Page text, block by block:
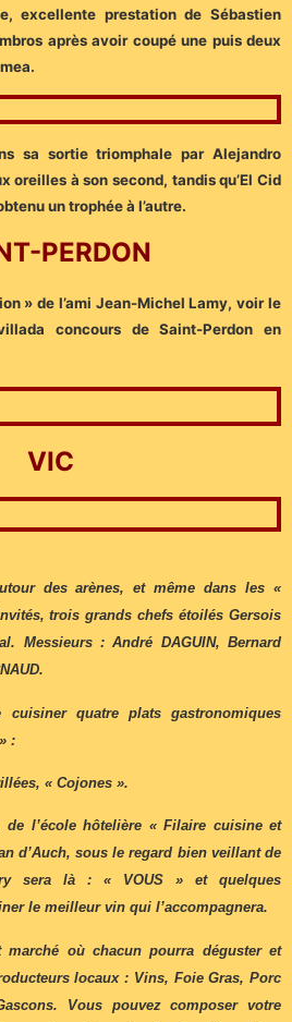
excellente prestation de Sébastien
après avoir coupé une puis deux
sa sortie triomphale par Alejandro
oreilles à son second, tandis qu’El Cid
un trophée à l’autre.
PERDON
» de l’ami Jean-Michel Lamy, voir le
concours de Saint-Perdon en
VIC
des arènes, et même dans les «
trois grands chefs étoilés Gersois
Messieurs : André DAGUIN, Bernard
quatre plats gastronomiques
:
« Cojones ».
l’école hôtelière « Filaire cuisine et
d’Auch, sous le regard bien veillant de
sera là : « VOUS » et quelques
le meilleur vin qui l’accompagnera.
marché où chacun pourra déguster et
locaux : Vins, Foie Gras, Porc
Vous pouvez composer votre